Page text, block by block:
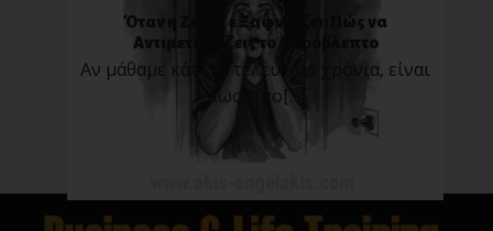
Όταν η Ζωή Σε Ξαφνιάζει: Πώς να
Αντιμετωπίζεις το Απρόβλεπτο
Αν μάθαμε κάτι τα τελευταία χρόνια, είναι
πως τίπο[...]